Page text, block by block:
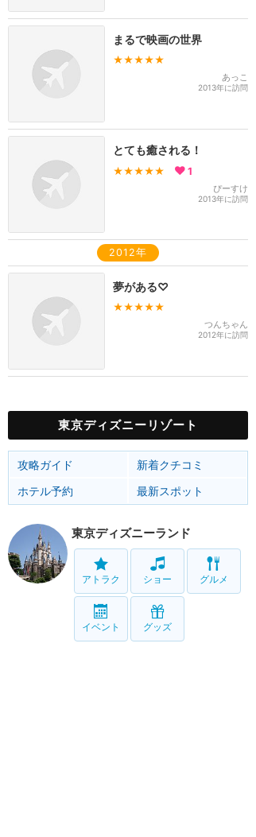
まるで映画の世界
★★★★★
あっこ
2013年に訪問
とても癒される！
★★★★★ 1
ぴーすけ
2013年に訪問
2012年
夢がある♡
★★★★★
つんちゃん
2012年に訪問
東京ディズニーリゾート
攻略ガイド
新着クチコミ
ホテル予約
最新スポット
東京ディズニーランド
アトラク ショー グルメ
イベント グッズ